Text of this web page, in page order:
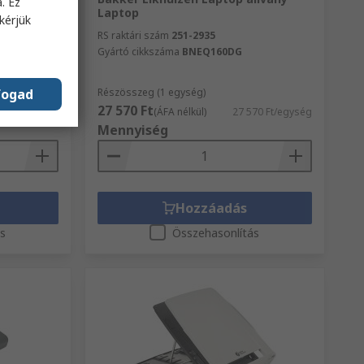
Ft/egység
Laptop
RS raktári szám 251-2935
Gyártó cikkszáma BNEQ160DG
Részösszeg (1 egység)
27 570 Ft(ÁFA nélkül) 27 570 Ft/egység
Mennyiség
Hozzáadás
Összehasonlítás